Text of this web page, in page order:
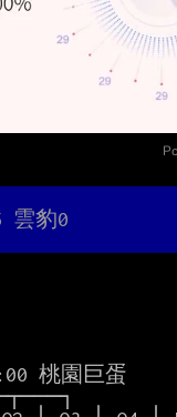
雲豹0